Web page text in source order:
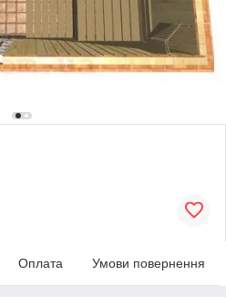
Оплата Умови повернення